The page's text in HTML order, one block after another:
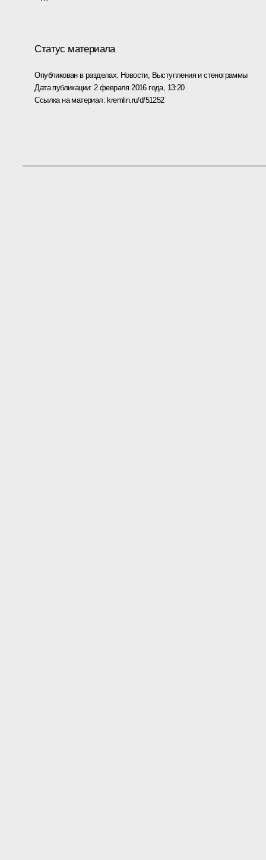
Статус материала
Опубликован в разделах: Новости, Выступления и стенограммы
Дата публикации: 2 февраля 2016 года, 13:20
Ссылка на материал: kremlin.ru/d/51252